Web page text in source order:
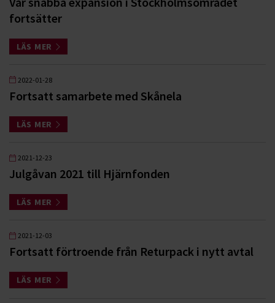
fortsätter
LÄS MER
2022-01-28
Fortsatt samarbete med Skånela
LÄS MER
2021-12-23
Julgåvan 2021 till Hjärnfonden
LÄS MER
2021-12-03
Fortsatt förtroende från Returpack i nytt avtal
LÄS MER